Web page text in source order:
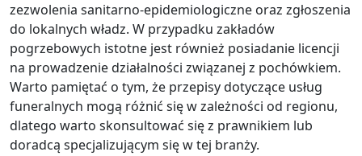
zezwolenia sanitarno-epidemiologiczne oraz zgłoszenia
do lokalnych władz. W przypadku zakładów
pogrzebowych istotne jest również posiadanie licencji
na prowadzenie działalności związanej z pochówkiem.
Warto pamiętać o tym, że przepisy dotyczące usług
funeralnych mogą różnić się w zależności od regionu,
dlatego warto skonsultować się z prawnikiem lub
doradcą specjalizującym się w tej branży.